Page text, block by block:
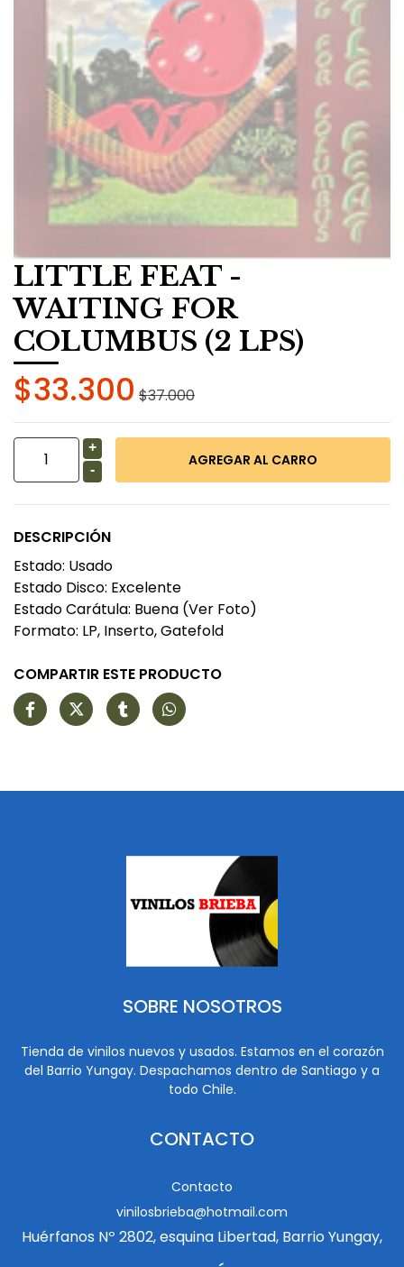
LITTLE FEAT -
WAITING FOR
COLUMBUS (2 LPS)
$33.300 $37.000
+
-
DESCRIPCIÓN
Estado: Usado
Estado Disco: Excelente
Estado Carátula: Buena (Ver Foto)
Formato: LP, Inserto, Gatefold
COMPARTIR ESTE PRODUCTO
SOBRE NOSOTROS
Tienda de vinilos nuevos y usados. Estamos en el corazón
del Barrio Yungay. Despachamos dentro de Santiago y a
todo Chile.
CONTACTO
Contacto
vinilosbrieba@hotmail.com
Huérfanos Nº 2802, esquina Libertad, Barrio Yungay,